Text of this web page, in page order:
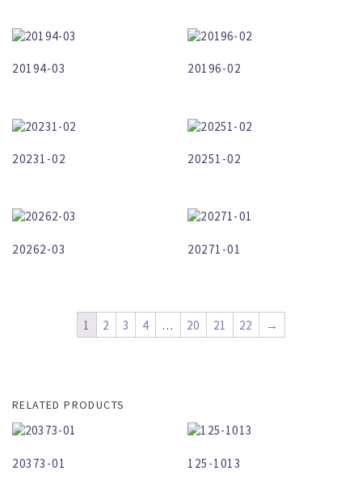
20194-03 20196-02
20231-02 20251-02
20262-03 20271-01
1 2 3 4 … 20 21 22 →
RELATED PRODUCTS
20373-01 125-1013